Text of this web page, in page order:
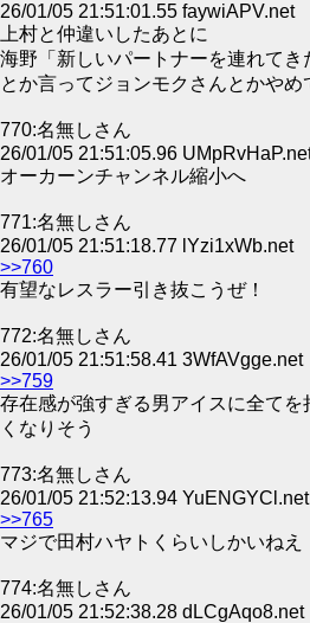
26/01/05 21:51:01.55 faywiAPV.net
上村と仲違いしたあとに
海野「新しいパートナーを連れてき
とか言ってジョンモクさんとかやめ
770:名無しさん
26/01/05 21:51:05.96
オーカーンチャンネル縮小へ
771:名無しさん
26/01/05 21:51:18.77 lYzi1xWb.net
>>760
有望なレスラー引き抜こうぜ！
772:名無しさん
26/01/05 21:51:58.41 3WfAVgge.net
>>759
存在感が強すぎる男アイスに全て
くなりそう
773:名無しさん
26/01/05 21:52:13.94 YuENGYCl.net
>>765
マジで田村ハヤトくらいしかいねえ
774:名無しさん
26/01/05 21:52:38.28 dLCgAqo8.net